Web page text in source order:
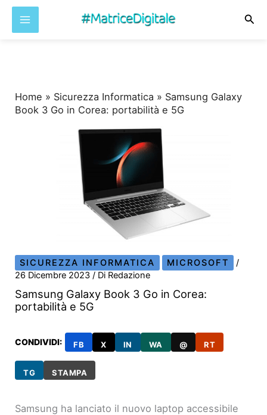
Home » Sicurezza Informatica » Samsung Galaxy
Book 3 Go in Corea: portabilità e 5G
SICUREZZA INFORMATICA MICROSOFT
/
26 Dicembre 2023/ Di Redazione
Samsung Galaxy Book 3 Go in Corea:
portabilità e 5G
CONDIVIDI: FB X IN WA @ RT
TG STAMPA
Samsung ha lanciato il nuovo laptop accessibile